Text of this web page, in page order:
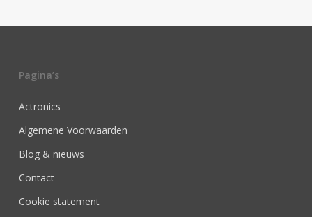
Pagina’s
Actronics
Algemene Voorwaarden
Blog & nieuws
Contact
Cookie statement